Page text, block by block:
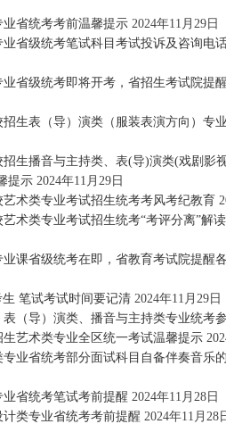
省统考考前温馨提示2024年11月29日
业省级统考笔试科目考试投诉及咨询电
业省级统考即将开考，省招生考试院提
招生表（导）演类（服装表演方向）专
招生播音与主持类、表(导)演类(戏剧影
提示2024年11月29日
艺术类专业考试招生统考考风考纪教育
术类专业考试招生统考“考评分离”解读
业课省级统考在即，省教育考试院提醒
笔试考试时间要记清2024年11月29日
表（导）演类、播音与主持类专业统考
生艺术类专业全区统一考试温馨提示
业省统考部分面试科目自备伴奏音乐
省统考笔试考前提醒 2024年11月28日
类专业省统考考前提醒 2024年11月28